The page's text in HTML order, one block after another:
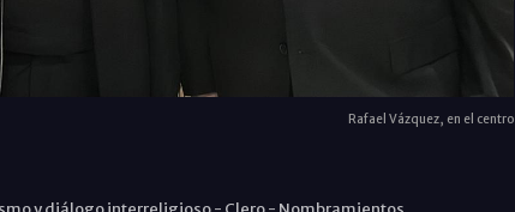
Rafael Vázquez, en el centro